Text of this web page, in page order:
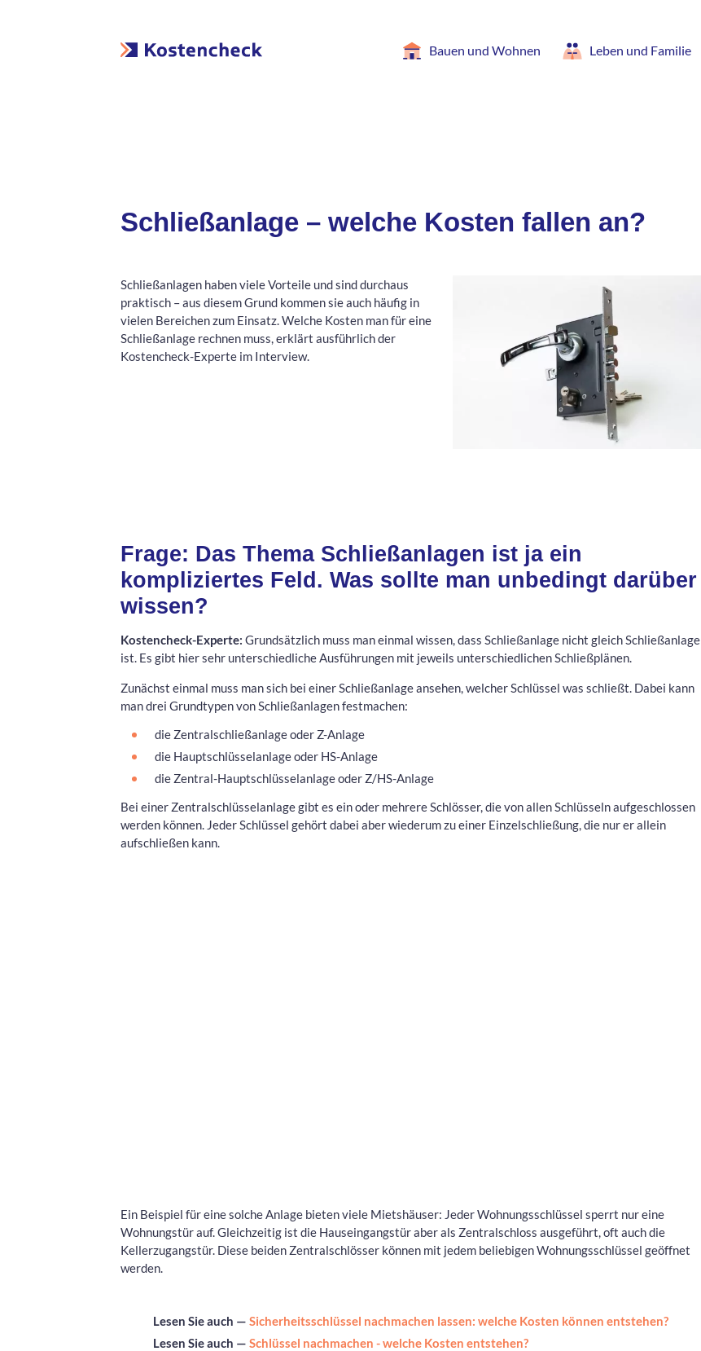
Bauen und Wohnen Leben und Familie
Schließanlage – welche Kosten fallen an?
Schließanlagen haben viele Vorteile und sind durchaus
praktisch – aus diesem Grund kommen sie auch häufig in
vielen Bereichen zum Einsatz. Welche Kosten man für eine
Schließanlage rechnen muss, erklärt ausführlich der
Kostencheck-Experte im Interview.
Frage: Das Thema Schließanlagen ist ja ein
kompliziertes Feld. Was sollte man unbedingt darüber
wissen?
Kostencheck-Experte: Grundsätzlich muss man einmal wissen, dass Schließanlage nicht gleich Schließanlage
ist. Es gibt hier sehr unterschiedliche Ausführungen mit jeweils unterschiedlichen Schließplänen.
Zunächst einmal muss man sich bei einer Schließanlage ansehen, welcher Schlüssel was schließt. Dabei kann
man drei Grundtypen von Schließanlagen festmachen:
die Zentralschließanlage oder Z-Anlage
die Hauptschlüsselanlage oder HS-Anlage
die Zentral-Hauptschlüsselanlage oder Z/HS-Anlage
Bei einer Zentralschlüsselanlage gibt es ein oder mehrere Schlösser, die von allen Schlüsseln aufgeschlossen
werden können. Jeder Schlüssel gehört dabei aber wiederum zu einer Einzelschließung, die nur er allein
aufschließen kann.
Ein Beispiel für eine solche Anlage bieten viele Mietshäuser: Jeder Wohnungsschlüssel sperrt nur eine
Wohnungstür auf. Gleichzeitig ist die Hauseingangstür aber als Zentralschloss ausgeführt, oft auch die
Kellerzugangstür. Diese beiden Zentralschlösser können mit jedem beliebigen Wohnungsschlüssel geöffnet
werden.
Lesen Sie auch — Sicherheitsschlüssel nachmachen lassen: welche Kosten können entstehen?
Lesen Sie auch — Schlüssel nachmachen - welche Kosten entstehen?